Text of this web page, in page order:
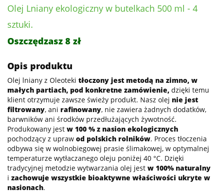
Olej Lniany ekologiczny w butelkach 500 ml - 4
sztuki.
Oszczędzasz 8 zł
Opis produktu
Olej lniany z Oleoteki tłoczony jest metodą na zimno, w
małych partiach, pod konkretne zamówienie, dzięki temu
klient otrzymuje zawsze świeży produkt. Nasz olej nie jest
filtrowany, ani rafinowany, nie zawiera żadnych dodatków,
barwników ani środków przedłużających żywotność.
Produkowany jest w 100 % z nasion ekologicznych
pochodzący z upraw od polskich rolników. Proces tłoczenia
odbywa się w wolnobiegowej prasie ślimakowej, w optymalnej
temperaturze wytłaczanego oleju poniżej 40 °C. Dzięki
tradycyjnej metodzie wytwarzania olej jest w 100% naturalny
i zachowuje wszystkie bioaktywne właściwości ukryte w
nasionach.